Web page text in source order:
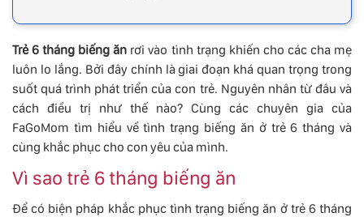
Trẻ 6 tháng biếng ăn rơi vào tình trạng khiến cho các cha mẹ
luôn lo lắng. Bởi đây chính là giai đoạn khá quan trọng trong
suốt quá trình phát triển của con trẻ. Nguyên nhân từ đâu và
cách điều trị như thế nào? Cùng các chuyên gia của
FaGoMom tìm hiểu về tình trạng biếng ăn ở trẻ 6 tháng và
cùng khắc phục cho con yêu của mình.
Vì sao trẻ 6 tháng biếng ăn
Để có biện pháp khắc phục tình trạng biếng ăn ở trẻ 6 tháng